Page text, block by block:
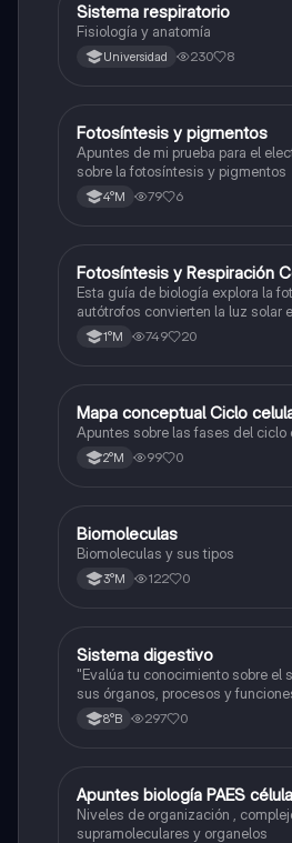
Biología
Sistema respiratorio
Fisiología y anatomía
Universidad 230 8
Biología
Fotosíntesis y pigmentos
Apuntes de mi prueba para el
sobre la fotosíntesis y pigmentos
4°M 79 6
Biología
Fotosíntesis y Respiración
Esta guía de biología explora la
autótrofos convierten la luz solar
la respiración celular, un proceso
energía en los ecosistemas.
1°M 749 20
Biología
Mapa conceptual Ciclo
Apuntes sobre las fases del ciclo
2°M 99 0
Biología
Biomoleculas
Biomoleculas y sus tipos
3°M 122 0
Biología
Sistema digestivo
"Evalúa tu conocimiento sobre el
sus órganos, procesos y
nutrición."
8°B 297 0
Biología
Apuntes biología PAES célula
Niveles de organización ,
supramoleculares y organelos